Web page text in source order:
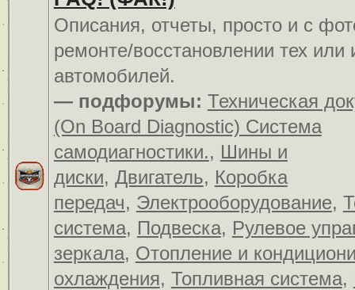
Описания, отчеты, просто и c
ремонте/восстановлении тех или
автомобилей.
— подфорумы: Техническая
(On Board Diagnostic) Система
самодиагностики., Шины и
диски, Двигатель, Коробка
передач, Электрооборудование,
система, Подвеска, Рулевое
зеркала, Отопление и
охлаждения, Топливная система,